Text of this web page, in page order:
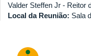
Valder Steffen Jr - Reitor
Local da Reunião: Sala